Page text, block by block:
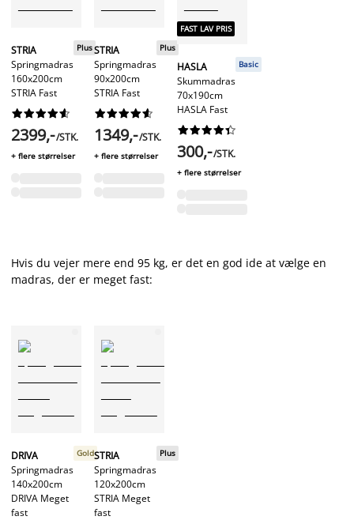
STRIA
Springmadras
160x200cm
STRIA Fast
Plus






2399,-/STK.
+ flere størrelser
STRIA
Springmadras
90x200cm
STRIA Fast
Plus






1349,-/STK.
+ flere størrelser
FAST LAV PRIS
HASLA
Skummadras
70x190cm
HASLA Fast
Basic






300,-/STK.
+ flere størrelser
Hvis du vejer mere end 95 kg, er det en god ide at vælge en
madras, der er meget fast:
DRIVA
Springmadras
140x200cm
DRIVA Meget
fast
GoldSTRIA
Springmadras
120x200cm
STRIA Meget
fast
Plus